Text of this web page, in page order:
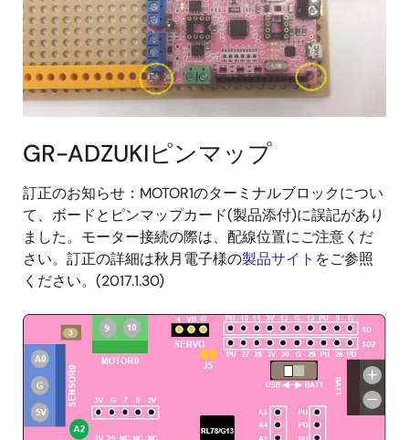
GR-ADZUKIピンマップ
訂正のお知らせ：MOTOR1のターミナルブロックについ
て、ボードとピンマップカード(製品添付)に誤記があり
ました。モーター接続の際は、配線位置にご注意くだ
さい。訂正の詳細は秋月電子様の製品サイト をご参照
ください。(2017.1.30)